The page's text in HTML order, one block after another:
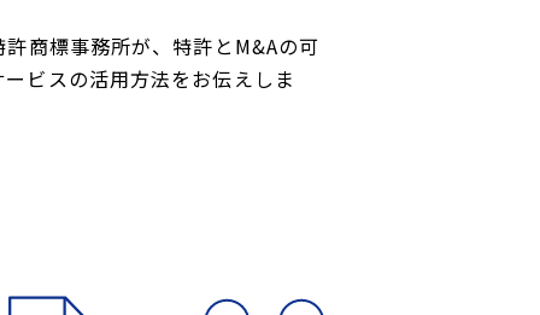
商標事務所が、特許とM&Aの可
ビスの活用方法をお伝えしま